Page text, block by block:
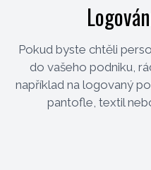
Pokud byste chtěli
do vašeho podniku,
například na logovaný
pantofle, textil